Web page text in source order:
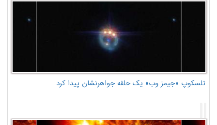
تلسکوپ «جیمز وب» یک حلقه جواهرنشان پیدا کرد